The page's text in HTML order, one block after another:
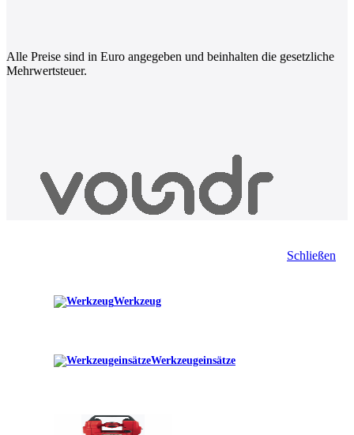
Alle Preise sind in Euro angegeben und beinhalten die gesetzliche
Mehrwertsteuer.
Schließen
Werkzeug
Werkzeugeinsätze